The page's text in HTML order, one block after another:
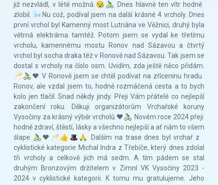
již nezvládl, v létě možná.😪🚴‍♂️ Dnes hlavně ten vítr hodně
zlobil. 🌬Nu což, podíval jsem na další krásné 4 vrcholy. Dnes
první vrchol byl Kamenný most Lutriána ve Věžnici, druhý byla
větrná elektrárna tamtéž. Potom jsem se vydal ke třetímu
vrcholu, kamennému mostu Ronov nad Sázavou a čtvrtý
vrchol byl socha draka též v Ronově nad Sázavou. Tak jsem se
dostal s vrcholy na číslo osm. Uvidím, zda ještě něco přidám.
🥂🚴‍♂️❤️ V Ronově jsem se chtěl podívat na zříceninu hradu
Ronov, ale vzdal jsem to, hodně rozmáčená cesta a to bych
kolo jen tlačil. Snad někdy jindy. Přeji Vám přátelé co nejlepší
zakončení roku. Děkuji organizátorům Vrchařské koruny
Vysočiny za krásný výběr vrcholů.❤️🚴‍♂️ Novém roce 2024 přeji
hodně zdraví, štěstí, lásky a všechno nejlepší a ať nám to všem
šlape.🚴‍♂️❤️🥂👍🎩🙏 Dalším na trase dnes byl vrchař z
cyklistické kategorie Michal Indra z Třebíče, který dnes zdolal
tři vrcholy a celkově jich má sedm. A tím pádem se stal
druhým Bronzovým držitelem v Zimní VK Vysočiny 2023 -
2024 v cyklistické kategorii. K tomu mu gratulujeme. Jeho